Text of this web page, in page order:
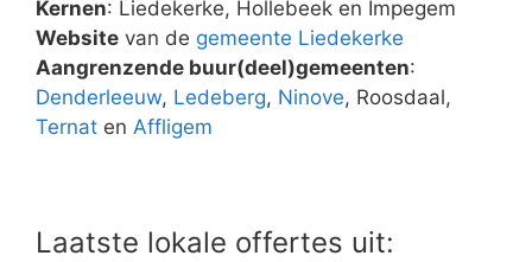
Kernen: Liedekerke, Hollebeek en Impegem
Website van de gemeente Liedekerke
Aangrenzende buur(deel)gemeenten:
Denderleeuw, Ledeberg, Ninove, Roosdaal,
Ternat en Affligem
Laatste lokale offertes uit: